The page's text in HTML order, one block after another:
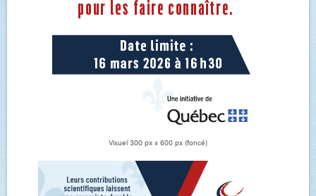
Visuel 300 px x 600 px (foncé)